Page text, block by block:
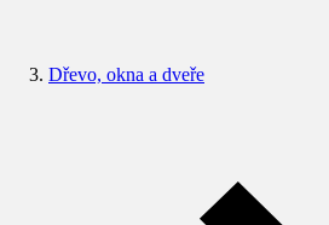
Dřevo, okna a dveře